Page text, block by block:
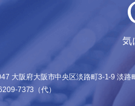
気
大阪府大阪市中央区淡路町3-1-9淡路
7373 （代）